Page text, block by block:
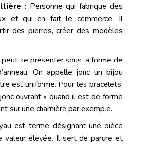
: Personne qui fabrique des
et qui en fait le commerce. Il
des pierres, créer des modèles
peut se présenter sous la forme de
On appelle jonc un bijou
est uniforme. Pour les bracelets,
ouvrant » quand il est de forme
sur une charnière par exemple.
est terme désignant une pièce
valeur élevée. Il sert de parure et